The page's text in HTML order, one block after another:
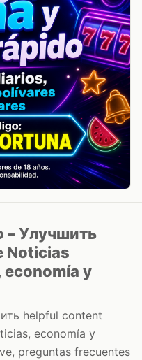
– Улучшить
Noticias
economía y
helpful content
economía y
preguntas frecuentes